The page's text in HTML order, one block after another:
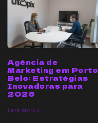
Agência de
Marketing em Porto
Belo: Estratégias
Inovadoras para
2026
Leia mais »